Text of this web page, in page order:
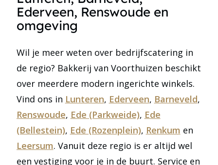
Ederveen, Renswoude en
omgeving
Wil je meer weten over bedrijfscatering in
de regio? Bakkerij van Voorthuizen beschikt
over meerdere modern ingerichte winkels.
Vind ons in Lunteren, Ederveen, Barneveld,
Renswoude, Ede (Parkweide), Ede
(Bellestein), Ede (Rozenplein), Renkum en
Leersum. Vanuit deze regio is er altijd wel
een vestiging voor je in de buurt. Service en